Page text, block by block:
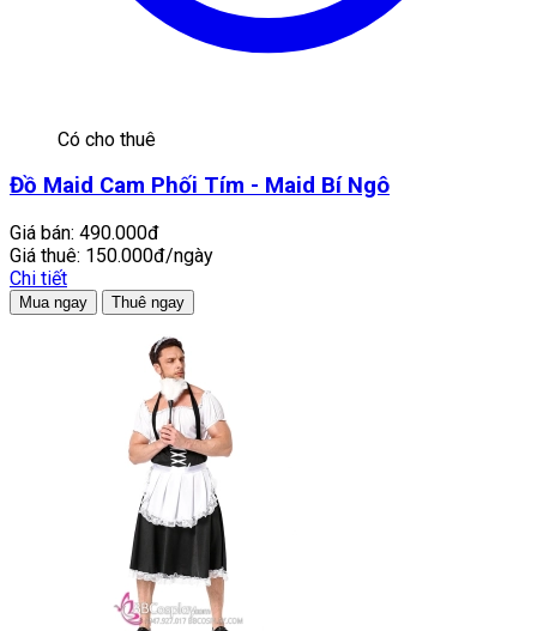
Có cho thuê
Đồ Maid Cam Phối Tím - Maid Bí Ngô
Giá bán: 490.000đ
Giá thuê: 150.000đ/ngày
Chi tiết
Mua ngay Thuê ngay